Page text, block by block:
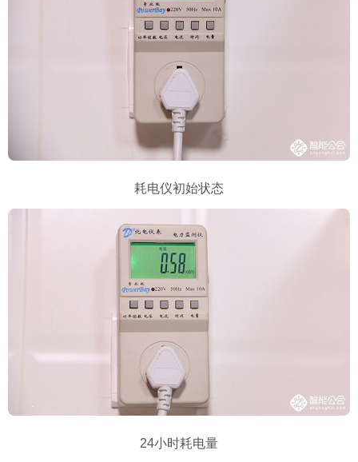
耗电仪初始状态
24小时耗电量